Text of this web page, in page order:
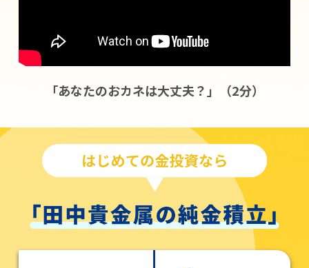
「あなたのおカネは大丈夫？」（2分）